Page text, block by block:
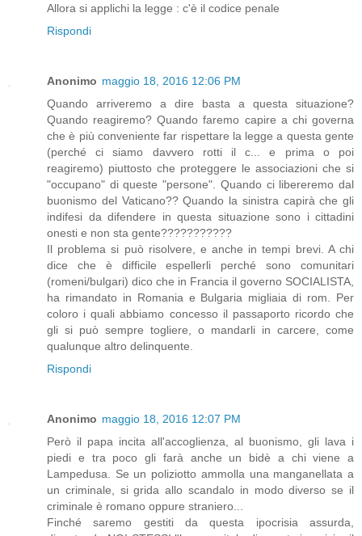
Allora si applichi la legge : c'è il codice penale
Rispondi
Anonimo maggio 18, 2016 12:06 PM
Quando arriveremo a dire basta a questa situazione?
Quando reagiremo? Quando faremo capire a chi governa
che è più conveniente far rispettare la legge a questa gente
(perché ci siamo davvero rotti il c... e prima o poi
reagiremo) piuttosto che proteggere le associazioni che si
"occupano" di queste "persone". Quando ci libereremo dal
buonismo del Vaticano?? Quando la sinistra capirà che gli
indifesi da difendere in questa situazione sono i cittadini
onesti e non sta gente???????????
Il problema si può risolvere, e anche in tempi brevi. A chi
dice che è difficile espellerli perché sono comunitari
(romeni/bulgari) dico che in Francia il governo SOCIALISTA,
ha rimandato in Romania e Bulgaria migliaia di rom. Per
coloro i quali abbiamo concesso il passaporto ricordo che
gli si può sempre togliere, o mandarli in carcere, come
qualunque altro delinquente.
Rispondi
Anonimo maggio 18, 2016 12:07 PM
Però il papa incita all'accoglienza, al buonismo, gli lava i
piedi e tra poco gli farà anche un bidè a chi viene a
Lampedusa. Se un poliziotto ammolla una manganellata a
un criminale, si grida allo scandalo in modo diverso se il
criminale è romano oppure straniero...
Finché saremo gestiti da questa ipocrisia assurda,